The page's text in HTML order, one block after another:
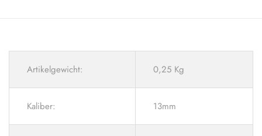
Artikelgewicht: 0,25 Kg
Kaliber: 13mm